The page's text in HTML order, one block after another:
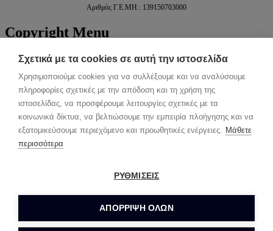
Αριθμός Γ.Ε.ΜΗ.: 139150703000
Copyright Menu
ΑΡΧΙΚΗ
ΓΛΥΦΑΔΑ
ΧΑΪΔΑΡΙ
ΗΜΙΔΙΑΜΟΝΗ
ΥΠΗΡΕΣΙΕΣ
ΤΙΜΟΚΑΤΑΛΟΓΟΣ
ΕΠΙΚΟΙΝΩΝΙΑ
ΓΛΥΦΑΔΑ
ΗΜΙΔΙΑΜΟΝΗ
Σχετικά με τα cookies σε αυτή την ιστοσελίδα
Χρησιμοποιούμε cookies για να συλλέξουμε και να αναλύσουμε
πληροφορίες σχετικές με την απόδοση και τη χρήση της
ιστοσελίδας, να προσφέρουμε λειτουργίες σχετικές με τα
κοινωνικά δίκτυα, να βελτιώσουμε την εμπειρία πλοήγησης και να
εξατομικεύσουμε περιεχόμενο και προωθητικές ενέργειες. Μάθετε
περισσότερα
ΡΥΘΜΙΣΕΙΣ
ΑΠΌΡΡΙΨΗ ΌΛΩΝ